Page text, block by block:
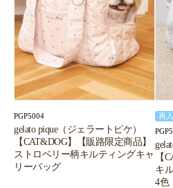
PGP5004
gelato pique（ジェラートピケ）
【CAT&DOG】【販路限定商品】
ストロベリー柄キルティングキャ
リーバッグ
再
【
キ
4色